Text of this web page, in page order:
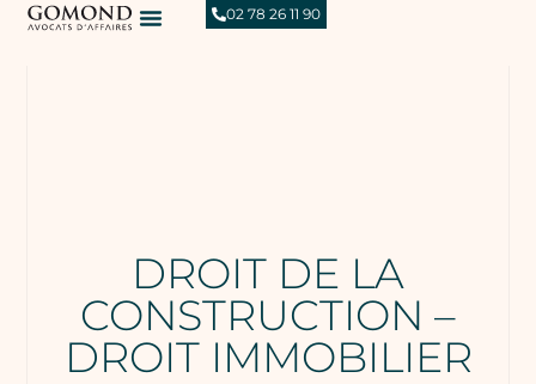
02 78 26 11 90
DROIT DE LA
CONSTRUCTION –
DROIT IMMOBILIER